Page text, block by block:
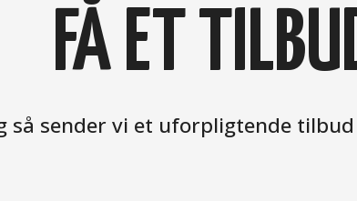
FÅ ET
så sender vi et uforpligtende